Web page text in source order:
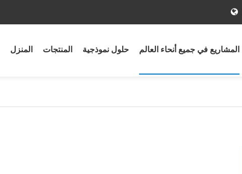
المنزل المنتجات حلول نموذجية المشاريع في جميع أنحاء العالم